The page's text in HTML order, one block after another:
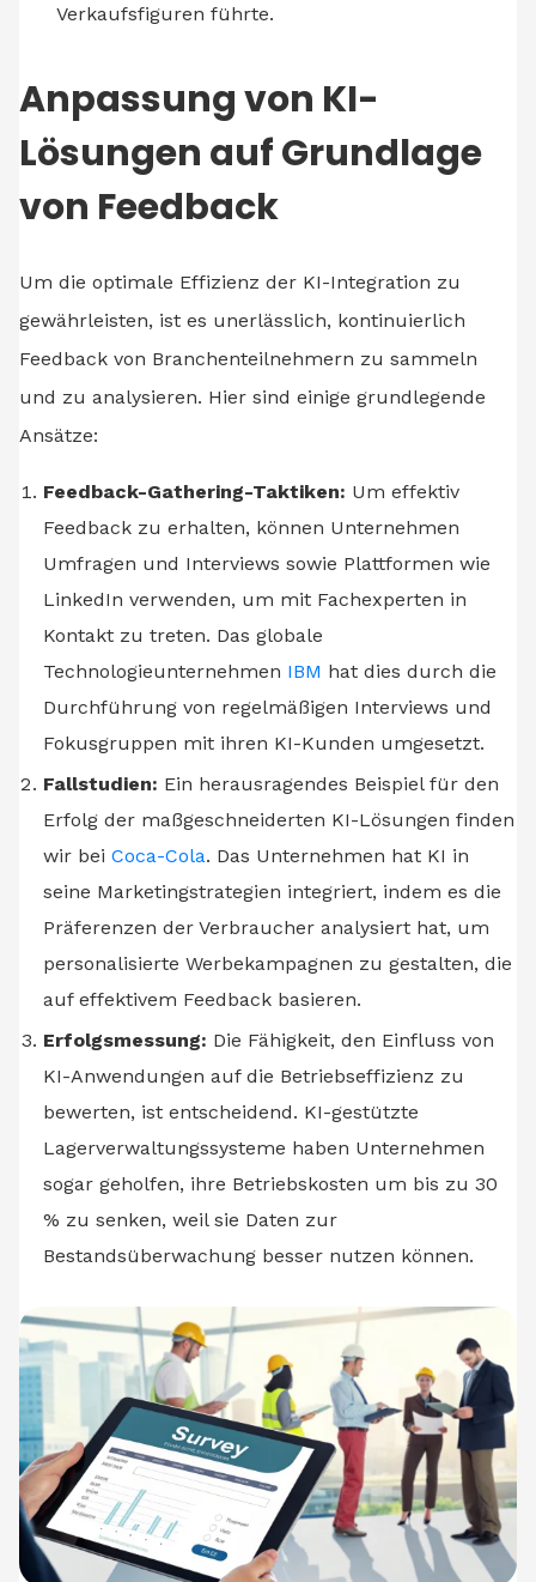
Verkaufsfiguren führte.
Anpassung von KI-
Lösungen auf Grundlage
von Feedback
Um die optimale Effizienz der KI-Integration zu
gewährleisten, ist es unerlässlich, kontinuierlich
Feedback von Branchenteilnehmern zu sammeln
und zu analysieren. Hier sind einige grundlegende
Ansätze:
Feedback-Gathering-Taktiken: Um effektiv
Feedback zu erhalten, können Unternehmen
Umfragen und Interviews sowie Plattformen wie
LinkedIn verwenden, um mit Fachexperten in
Kontakt zu treten. Das globale
Technologieunternehmen IBM hat dies durch die
Durchführung von regelmäßigen Interviews und
Fokusgruppen mit ihren KI-Kunden umgesetzt.
Fallstudien: Ein herausragendes Beispiel für den
Erfolg der maßgeschneiderten KI-Lösungen finden
wir bei Coca-Cola. Das Unternehmen hat KI in
seine Marketingstrategien integriert, indem es die
Präferenzen der Verbraucher analysiert hat, um
personalisierte Werbekampagnen zu gestalten, die
auf effektivem Feedback basieren.
Erfolgsmessung: Die Fähigkeit, den Einfluss von
KI-Anwendungen auf die Betriebseffizienz zu
bewerten, ist entscheidend. KI-gestützte
Lagerverwaltungssysteme haben Unternehmen
sogar geholfen, ihre Betriebskosten um bis zu 30
% zu senken, weil sie Daten zur
Bestandsüberwachung besser nutzen können.